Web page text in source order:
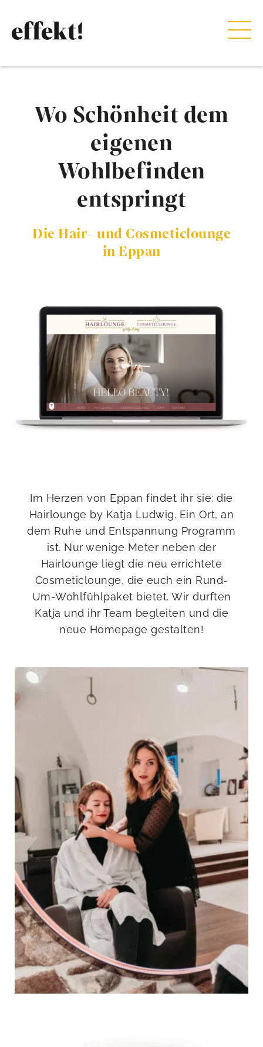
Wo Schönheit dem
eigenen
Wohlbefinden
entspringt
Die Hair- und Cosmeticlounge
in Eppan
Im Herzen von Eppan findet ihr sie: die
Hairlounge by Katja Ludwig. Ein Ort, an
dem Ruhe und Entspannung Programm
ist. Nur wenige Meter neben der
Hairlounge liegt die neu errichtete
Cosmeticlounge, die euch ein Rund-
Um-Wohlfühlpaket bietet. Wir durften
Katja und ihr Team begleiten und die
neue Homepage gestalten!